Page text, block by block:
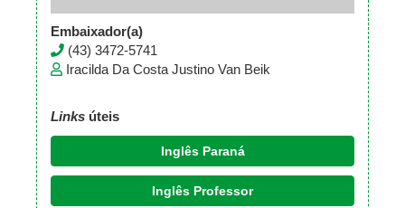
Embaixador(a)
(43) 3472-5741
Iracilda Da Costa Justino Van Beik
Links úteis
Inglês Paraná
Inglês Professor